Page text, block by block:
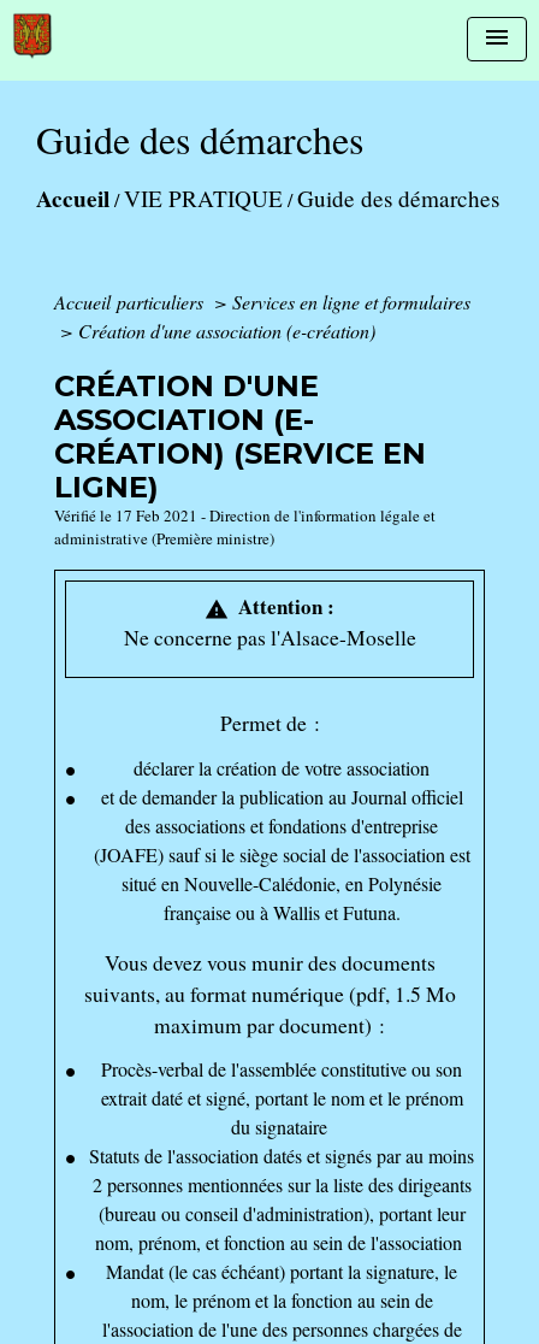
menu
Guide des démarches
Accueil/VIE PRATIQUE/Guide des démarches
Accueil particuliers > Services en ligne et formulaires
> Création d'une association (e-création)
CRÉATION D'UNE
ASSOCIATION (E-
CRÉATION) (SERVICE EN
LIGNE)
Vérifié le 17 Feb 2021 - Direction de l'information légale et
administrative (Première ministre)
warning Attention :
Ne concerne pas l'Alsace-Moselle
Permet de :
déclarer la création de votre association
et de demander la publication au Journal officiel
des associations et fondations d'entreprise
(JOAFE) sauf si le siège social de l'association est
situé en Nouvelle-Calédonie, en Polynésie
française ou à Wallis et Futuna.
Vous devez vous munir des documents
suivants, au format numérique (pdf, 1.5 Mo
maximum par document) :
Procès-verbal de l'assemblée constitutive ou son
extrait daté et signé, portant le nom et le prénom
du signataire
Statuts de l'association datés et signés par au moins
2 personnes mentionnées sur la liste des dirigeants
(bureau ou conseil d'administration), portant leur
nom, prénom, et fonction au sein de l'association
Mandat (le cas échéant) portant la signature, le
nom, le prénom et la fonction au sein de
l'association de l'une des personnes chargées de